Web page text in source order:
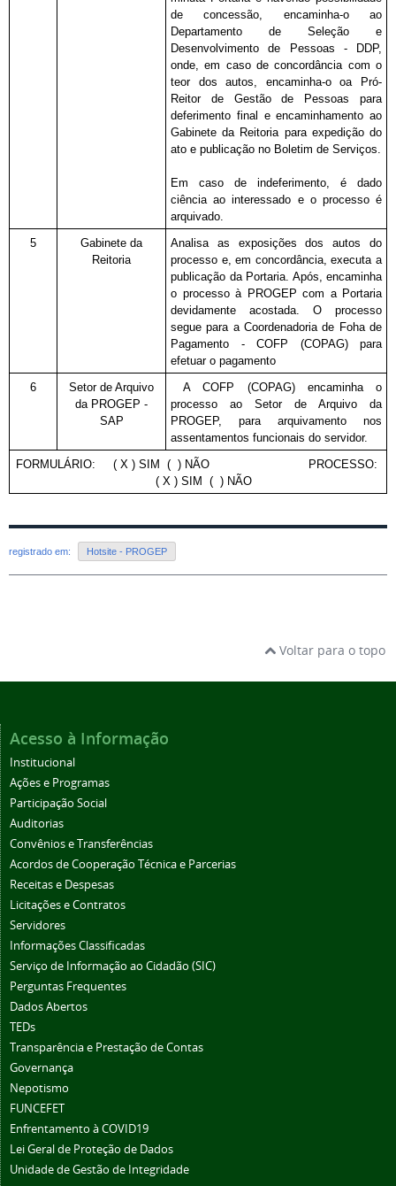
de concessão, encaminha-o ao
Departamento de Seleção e
Desenvolvimento de Pessoas - DDP,
onde, em caso de concordância com o
teor dos autos, encaminha-o oa Pró-
Reitor de Gestão de Pessoas para
deferimento final e encaminhamento ao
Gabinete da Reitoria para expedição do
ato e publicação no Boletim de Serviços.
Em caso de indeferimento, é dado
ciência ao interessado e o processo é
arquivado.
5
Gabinete da
Reitoria
Analisa as exposições dos autos do
processo e, em concordância, executa a
publicação da Portaria. Após, encaminha
o processo à PROGEP com a Portaria
devidamente acostada. O processo
segue para a Coordenadoria de Foha de
Pagamento - COFP (COPAG) para
efetuar o pagamento
6
Setor de Arquivo
da PROGEP -
SAP
A COFP (COPAG) encaminha o
processo ao Setor de Arquivo da
PROGEP, para arquivamento nos
assentamentos funcionais do servidor.
FORMULÁRIO: ( X ) SIM ( ) NÃO PROCESSO:
( X ) SIM ( ) NÃO
registrado em: Hotsite - PROGEP
Voltar para o topo
Acesso à Informação
Institucional
Ações e Programas
Participação Social
Auditorias
Convênios e Transferências
Acordos de Cooperação Técnica e Parcerias
Receitas e Despesas
Licitações e Contratos
Servidores
Informações Classificadas
Serviço de Informação ao Cidadão (SIC)
Perguntas Frequentes
Dados Abertos
TEDs
Transparência e Prestação de Contas
Governança
Nepotismo
FUNCEFET
Enfrentamento à COVID19
Lei Geral de Proteção de Dados
Unidade de Gestão de Integridade